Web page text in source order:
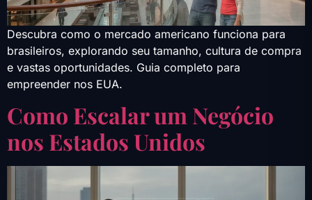
Descubra como o mercado americano funciona para
brasileiros, explorando seu tamanho, cultura de compra
e vastas oportunidades. Guia completo para
empreender nos EUA.
Como Escalar um Negócio
nos Estados Unidos